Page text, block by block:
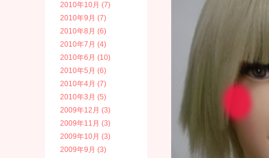
2010年10月 (7)
2010年9月 (7)
2010年8月 (6)
2010年7月 (4)
2010年6月 (10)
2010年5月 (6)
2010年4月 (7)
2010年3月 (5)
2009年12月 (3)
2009年11月 (3)
2009年10月 (3)
2009年9月 (3)